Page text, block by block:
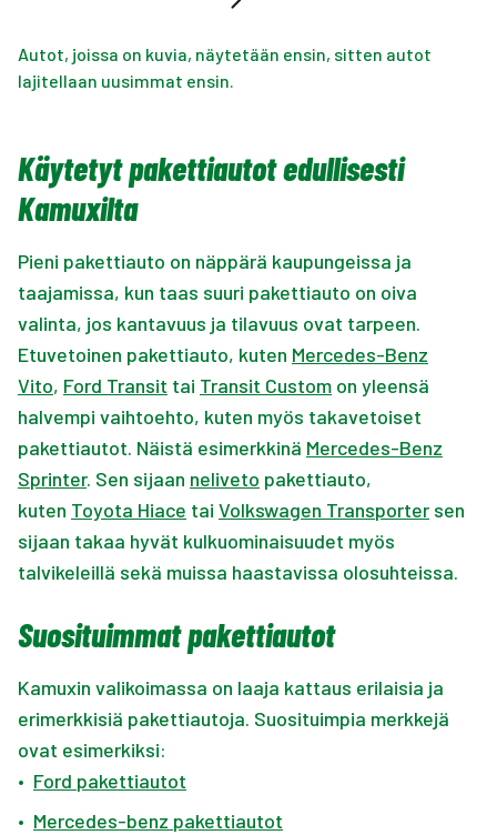
Autot, joissa on kuvia, näytetään ensin, sitten autot
lajitellaan uusimmat ensin.
Käytetyt pakettiautot edullisesti
Kamuxilta
Pieni pakettiauto on näppärä kaupungeissa ja
taajamissa, kun taas suuri pakettiauto on oiva
valinta, jos kantavuus ja tilavuus ovat tarpeen.
Etuvetoinen pakettiauto, kuten Mercedes-Benz
Vito, Ford Transit tai Transit Custom on yleensä
halvempi vaihtoehto, kuten myös takavetoiset
pakettiautot. Näistä esimerkkinä Mercedes-Benz
Sprinter. Sen sijaan neliveto pakettiauto,
kuten Toyota Hiace tai Volkswagen Transporter sen
sijaan takaa hyvät kulkuominaisuudet myös
talvikeleillä sekä muissa haastavissa olosuhteissa.
Suosituimmat pakettiautot
Kamuxin valikoimassa on laaja kattaus erilaisia ja
erimerkkisiä pakettiautoja. Suosituimpia merkkejä
ovat esimerkiksi:
• Ford pakettiautot
• Mercedes-benz pakettiautot